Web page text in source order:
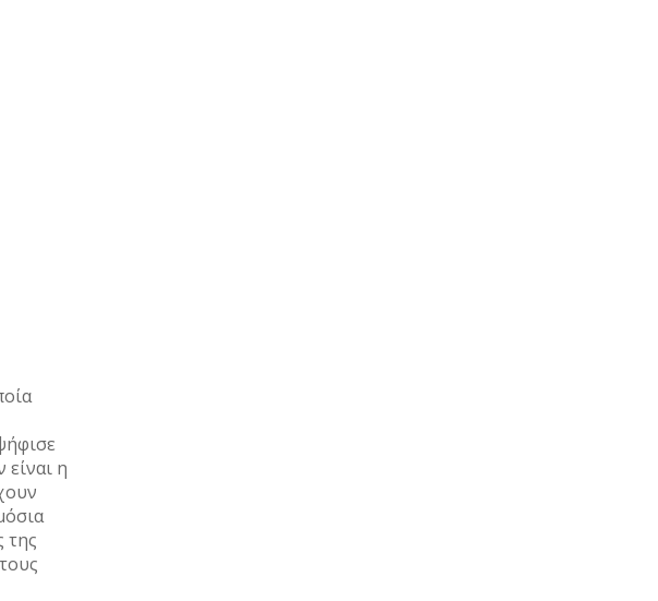
η
της